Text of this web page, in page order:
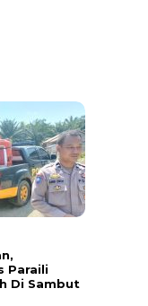
Paraili
Di Sambut